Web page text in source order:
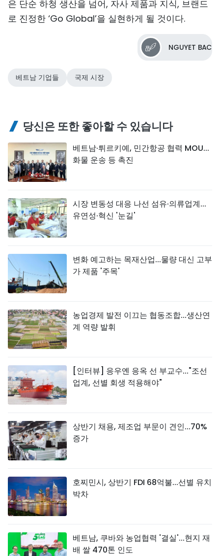
은 단순 하청 생산을 넘어, 자사 제품과 지식, 브랜드
로 진정한 ‘Go Global’을 실현하게 될 것이다.
NGUYET BAC
베트남 기업들 국제 시장
당신은 또한 좋아할 수 있습니다
베트남·튀르키예, 민간항공 협력 MOU...
화물 운송 등 촉진
시장 변동성 대응 나선 섬유·의류업계...
유연성·혁신 '눈길'
변화 예고하는 목재산업...물량 대신 고부
가 제품 '주목'
농업경제 발전 이끄는 협동조합...생산연
계 역량 발휘
[인터뷰] 응우옌 응옥 선 부교수..."조선
업계, 선별 회생 적용해야"
상반기 채용, 제조업 부문이 견인...70%
증가
호찌민시, 상반기 FDI 68억불...선별 유치
박차
베트남, 쿠바와 농업협력 '결실'...현지 재
배 쌀 470톤 인도